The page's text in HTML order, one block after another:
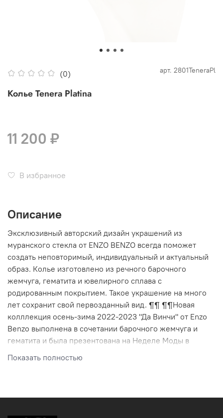
(0) арт. 2801TeneraPl
Колье Tenera Platina
11 200 ₽
В избранное
Описание
Эксклюзивный авторский дизайн украшений из
муранского стекла от ENZO BENZO всегда поможет
создать неповторимый, индивидуальный и актуальный
образ. Колье изготовлено из речного барочного
жемчуга, гематита и ювелирного сплава с
родированным покрытием. Такое украшение на много
лет сохранит свой первозданный вид. ¶¶ ¶¶Новая
колллекция осень-зима 2022-2023 "Да Винчи" от Enzo
Benzo выполнена в сочетании барочного жемчуга и
гематита и была презентована на Неделе Моды в
французского слова «baroque» – причудливый,
Показать полностью